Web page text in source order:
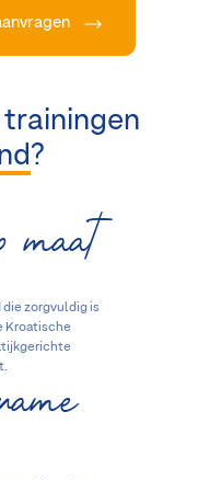
trainingen
?
maat
die zorgvuldig is
Kroatische